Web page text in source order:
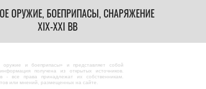
ОРУЖИЕ, БОЕПРИПАСЫ, СНАРЯЖЕНИЕ
XIX-XXI ВВ
и боеприпасы» и представляет собой
получена из открытых источников.
- все права принадлежат их собственникам.
или мнений, размещенных на сайте.